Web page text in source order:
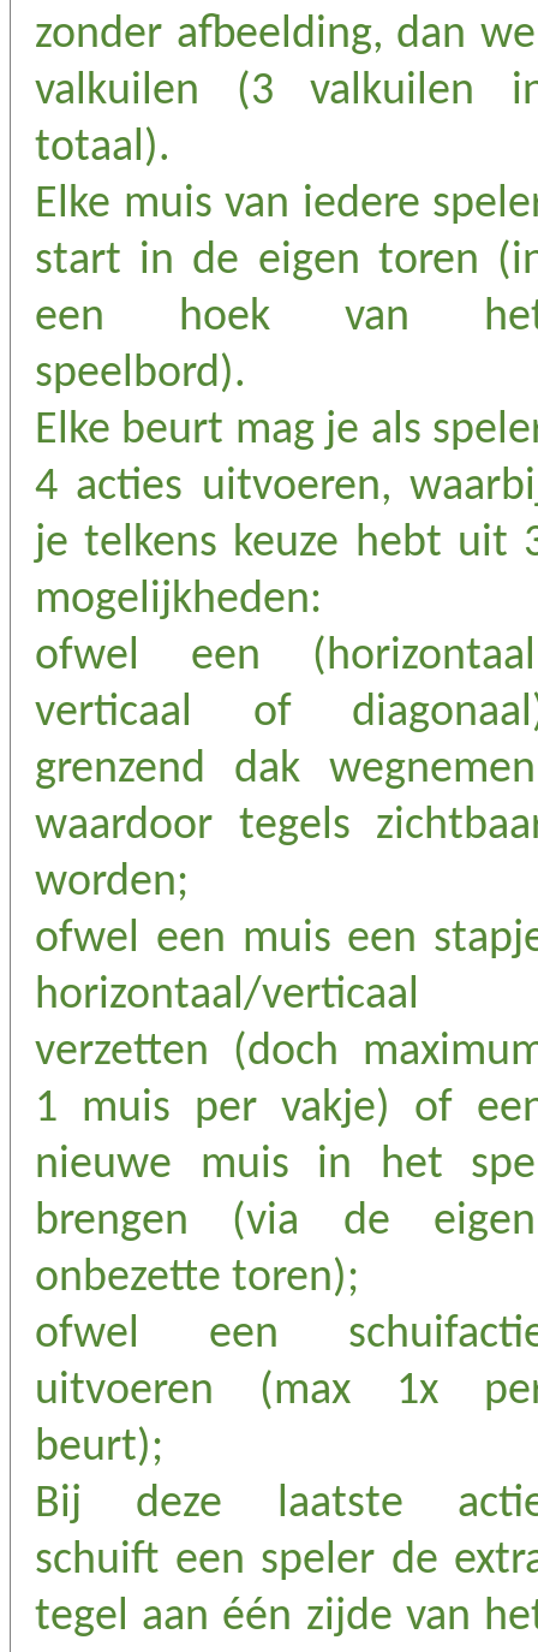
zonder afbeelding, dan
valkuilen (3 valkuilen
totaal).
Elke muis van iedere
start in de eigen toren
een hoek van
speelbord).
Elke beurt mag je als
4 acties uitvoeren,
je telkens keuze hebt uit
mogelijkheden:
ofwel een
verticaal of
grenzend dak
waardoor tegels
worden;
ofwel een muis een
horizontaal/verticaal
verzetten (doch
1 muis per vakje) of
nieuwe muis in het
brengen (via de
onbezette toren);
ofwel een
uitvoeren (max 1x
beurt);
Bij deze laatste
schuift een speler de
tegel aan één zijde van